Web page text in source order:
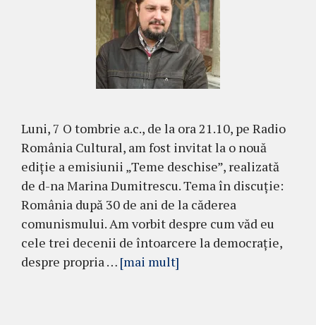
Luni, 7 O tombrie a.c., de la ora 21.10, pe Radio
România Cultural, am fost invitat la o nouă
ediție a emisiunii „Teme deschise”, realizată
de d-na Marina Dumitrescu. Tema în discuție:
România după 30 de ani de la căderea
comunismului. Am vorbit despre cum văd eu
cele trei decenii de întoarcere la democrație,
despre propria … [mai mult]